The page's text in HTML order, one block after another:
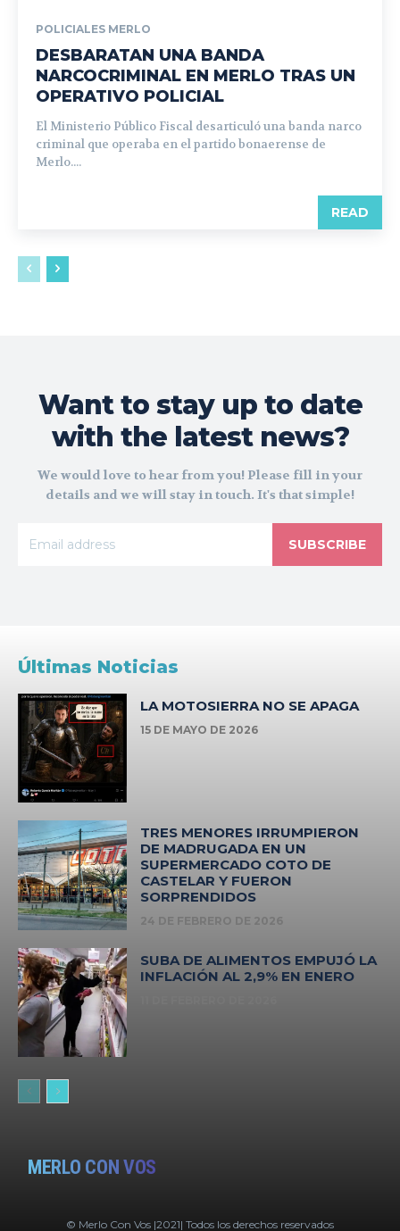
POLICIALES MERLO
DESBARATAN UNA BANDA
NARCOCRIMINAL EN MERLO TRAS UN
OPERATIVO POLICIAL
El Ministerio Público Fiscal desarticuló una banda narco
criminal que operaba en el partido bonaerense de
Merlo....
READ
Want to stay up to date
with the latest news?
We would love to hear from you! Please fill in your
details and we will stay in touch. It's that simple!
SUBSCRIBE
Últimas Noticias
LA MOTOSIERRA NO SE APAGA
15 DE MAYO DE 2026
TRES MENORES IRRUMPIERON
DE MADRUGADA EN UN
SUPERMERCADO COTO DE
CASTELAR Y FUERON
SORPRENDIDOS
24 DE FEBRERO DE 2026
SUBA DE ALIMENTOS EMPUJÓ LA
INFLACIÓN AL 2,9% EN ENERO
MERLO CON VOS
© Merlo Con Vos |2021| Todos los derechos reservados